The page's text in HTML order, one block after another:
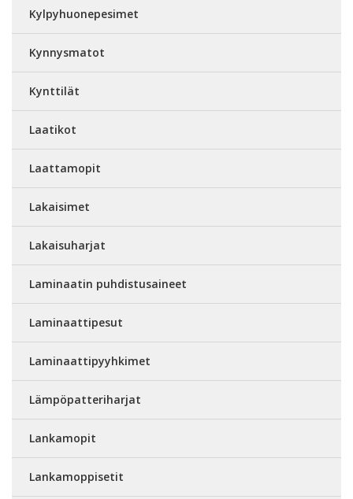
Kylpyhuonepesimet
Kynnysmatot
Kynttilät
Laatikot
Laattamopit
Lakaisimet
Lakaisuharjat
Laminaatin puhdistusaineet
Laminaattipesut
Laminaattipyyhkimet
Lämpöpatteriharjat
Lankamopit
Lankamoppisetit